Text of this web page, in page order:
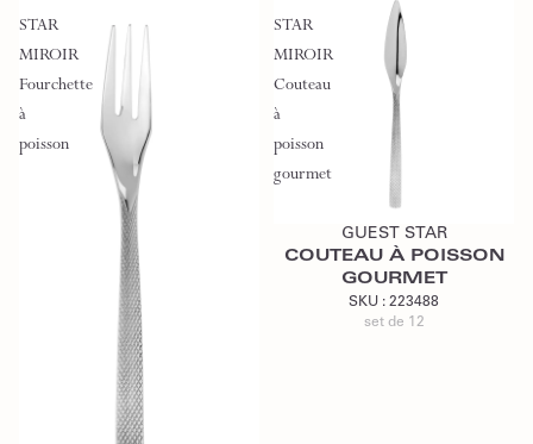
STAR
MIROIR
Fourchette
à
poisson
STAR
MIROIR
Couteau
à
poisson
gourmet
GUEST STAR
COUTEAU À POISSON
GOURMET
SKU : 223488
set de 12